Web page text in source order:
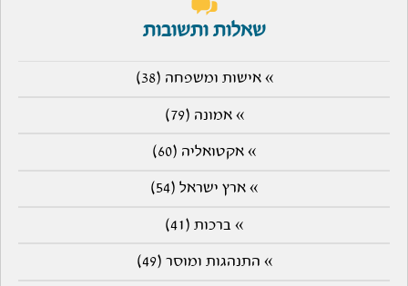
שאלות ותשובות
» אישות ומשפחה (38)
» אמונה (79)
» אקטואליה (60)
» ארץ ישראל (54)
» ברכות (41)
» התנהגות ומוסר (49)